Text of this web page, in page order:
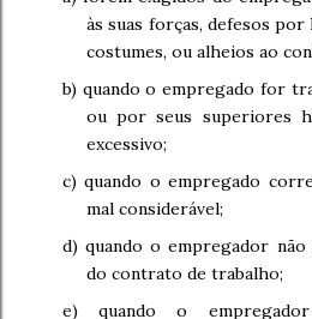
às suas forças, defesos
costumes, ou alheios ao
b) quando o empregado for
ou por seus superiores
excessivo;
c) quando o empregado
mal considerável;
d) quando o empregador
do contrato de trabalho;
e) quando o